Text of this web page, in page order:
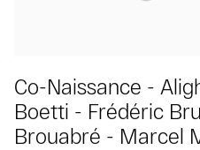
Co-Naissance -
Boetti - Frédéric
Brouabré - Marcel